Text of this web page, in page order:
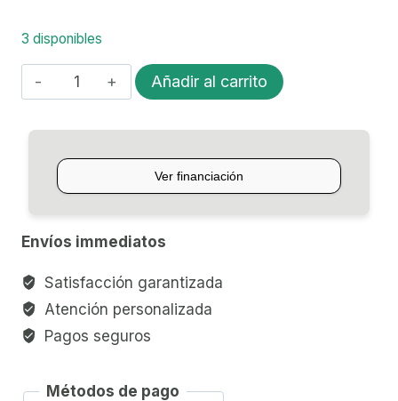
3 disponibles
PEDAL
DE
"EL
GRANDE"
BASS
FUZZ
Añadir al carrito
Envíos immediatos
Satisfacción garantizada
Atención personalizada
Pagos seguros
Métodos de pago